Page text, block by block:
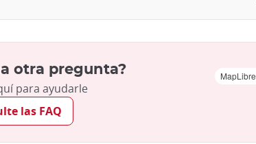
MapLibre
otra pregunta?
para ayudarle
las FAQ